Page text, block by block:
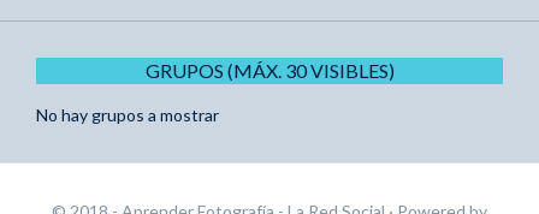
GRUPOS (MÁX. 30 VISIBLES)
No hay grupos a mostrar